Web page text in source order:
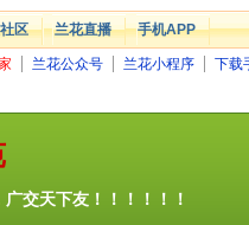
区 兰花直播 手机APP
兰花公众号 兰花小程序
下载
广交天下友！！！！！！